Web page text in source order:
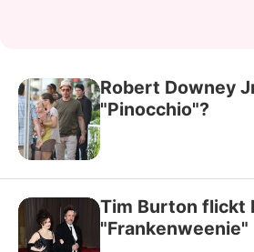
Robert Downey
"Pinocchio"?
Tim Burton flickt
"Frankenweenie"